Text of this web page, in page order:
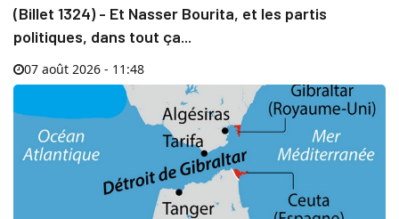
(Billet 1324) - Et Nasser Bourita, et les partis
politiques, dans tout ça...
07 août 2026 - 11:48